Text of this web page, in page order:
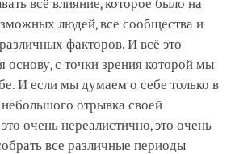
всё влияние, которое было на
людей, все сообщества и
факторов. И всё это
основу, с точки зрения которой мы
И если мы думаем о себе только в
небольшого отрывка своей
очень нереалистично, это очень
все различные периоды